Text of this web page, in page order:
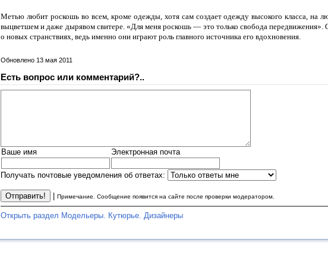
Метью любит роскошь во всем, кроме одежды, хотя сам создает одежду высокого класса, на
выцветшем и даже дырявом свитере. «Для меня роскошь — это только свобода передвижения».
о новых странствиях, ведь именно они играют роль главного источника его вдохновения.
Обновлено 13 мая 2011
Есть вопрос или комментарий?..
Ваше имя Электронная почта
Получать почтовые уведомления об ответах:
| Примечание. Сообщение появится на сайте после проверки модератором.
Открыть раздел Модельеры. Кутюрье. Дизайнеры